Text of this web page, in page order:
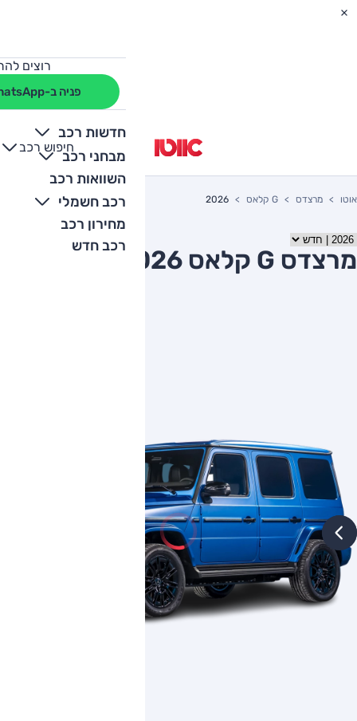
רוצים
פניה ב-WhatsApp
חדשות רכב
מבחני רכב
השוואות רכב
רכב חשמלי
מחירון רכב
רכב חדש
חיפוש רכב
+
-
אוטו מרצדס G קלאס 2026
מרצדס G קלאס 2026